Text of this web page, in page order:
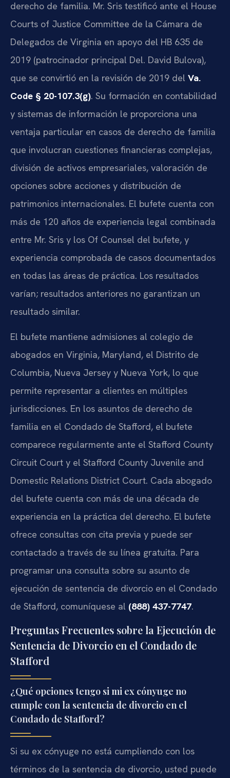
derecho de familia. Mr. Sris testificó ante el House
Courts of Justice Committee de la Cámara de
Delegados de Virginia en apoyo del HB 635 de
2019 (patrocinador principal Del. David Bulova),
que se convirtió en la revisión de 2019 del Va.
Code § 20-107.3(g). Su formación en contabilidad
y sistemas de información le proporciona una
ventaja particular en casos de derecho de familia
que involucran cuestiones financieras complejas,
división de activos empresariales, valoración de
opciones sobre acciones y distribución de
patrimonios internacionales. El bufete cuenta con
más de 120 años de experiencia legal combinada
entre Mr. Sris y los Of Counsel del bufete, y
experiencia comprobada de casos documentados
en todas las áreas de práctica. Los resultados
varían; resultados anteriores no garantizan un
resultado similar.
El bufete mantiene admisiones al colegio de
abogados en Virginia, Maryland, el Distrito de
Columbia, Nueva Jersey y Nueva York, lo que
permite representar a clientes en múltiples
jurisdicciones. En los asuntos de derecho de
familia en el Condado de Stafford, el bufete
comparece regularmente ante el Stafford County
Circuit Court y el Stafford County Juvenile and
Domestic Relations District Court. Cada abogado
del bufete cuenta con más de una década de
experiencia en la práctica del derecho. El bufete
ofrece consultas con cita previa y puede ser
contactado a través de su línea gratuita. Para
programar una consulta sobre su asunto de
ejecución de sentencia de divorcio en el Condado
de Stafford, comuníquese al (888) 437-7747.
Preguntas Frecuentes sobre la Ejecución de
Sentencia de Divorcio en el Condado de
Stafford
¿Qué opciones tengo si mi ex cónyuge no
cumple con la sentencia de divorcio en el
Condado de Stafford?
Si su ex cónyuge no está cumpliendo con los
términos de la sentencia de divorcio, usted puede